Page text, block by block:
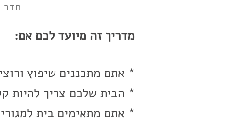
חדר
מדריך זה מיועד לכם אם:
* אתם מתכננים שיפוץ
* הבית שלכם צריך להיות
* אתם מתאימים בית